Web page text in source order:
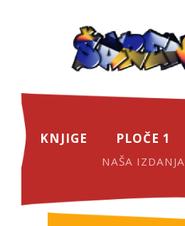
KNJIGE PLOČE 1
NAŠA IZDANJA